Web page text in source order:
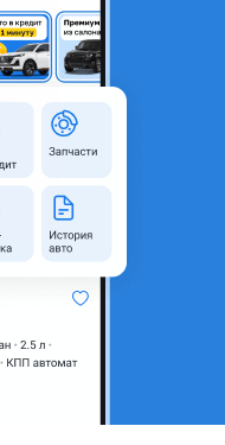
может быть
Карагандинская
- н.в. 4 поколение (KA4)